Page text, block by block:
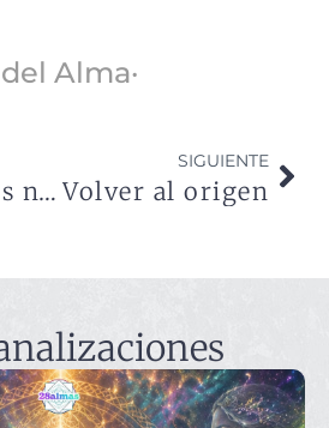
Alma·
Encendamos nuestra llama
SIGUIENTE
Volver al origen